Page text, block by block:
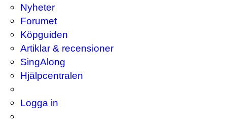
Nyheter
Forumet
Köpguiden
Artiklar & recensioner
SingAlong
Hjälpcentralen
Logga in